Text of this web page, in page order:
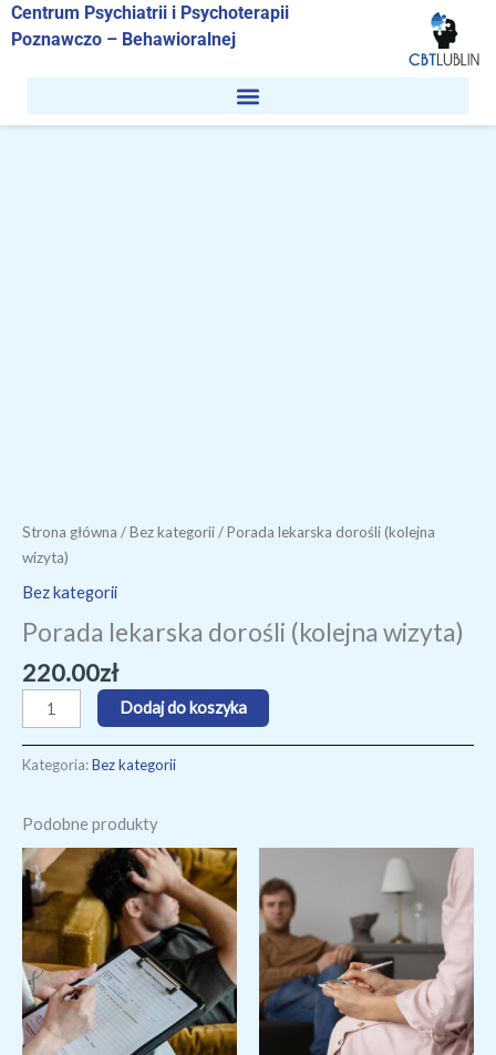
Przejdź
do
Centrum Psychiatrii i Psychoterapii
Poznawczo – Behawioralnej
Strona główna /Bez kategorii/ Porada lekarska dorośli (kolejna
wizyta)
Bez kategorii
Porada lekarska dorośli (kolejna wizyta)
220.00zł
Dodaj do koszyka
Kategoria:Bez kategorii
Podobne produkty